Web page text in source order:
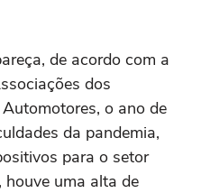
de acordo com a
dos
o ano de
da pandemia,
para o setor
houve uma alta de